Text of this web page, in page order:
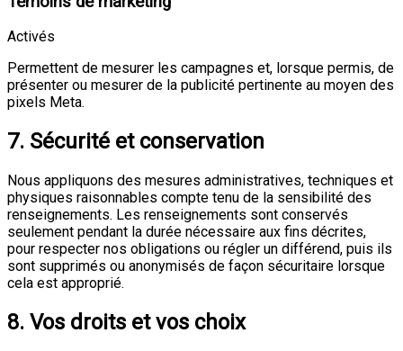
Activés
Permettent de mesurer les campagnes et, lorsque permis, de
présenter ou mesurer de la publicité pertinente au moyen des
pixels Meta.
7. Sécurité et conservation
Nous appliquons des mesures administratives, techniques et
physiques raisonnables compte tenu de la sensibilité des
renseignements. Les renseignements sont conservés
seulement pendant la durée nécessaire aux fins décrites,
pour respecter nos obligations ou régler un différend, puis ils
sont supprimés ou anonymisés de façon sécuritaire lorsque
cela est approprié.
8. Vos droits et vos choix